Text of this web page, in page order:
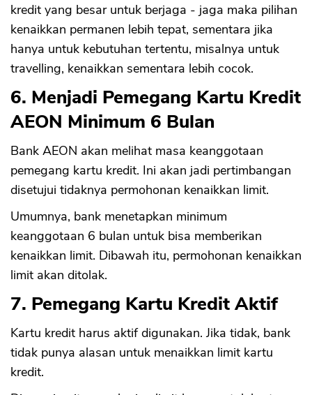
kredit yang besar untuk berjaga - jaga maka pilihan
kenaikkan permanen lebih tepat, sementara jika
hanya untuk kebutuhan tertentu, misalnya untuk
travelling, kenaikkan sementara lebih cocok.
6. Menjadi Pemegang Kartu Kredit
AEON Minimum 6 Bulan
Bank AEON akan melihat masa keanggotaan
pemegang kartu kredit. Ini akan jadi pertimbangan
disetujui tidaknya permohonan kenaikkan limit.
Umumnya, bank menetapkan minimum
keanggotaan 6 bulan untuk bisa memberikan
kenaikkan limit. Dibawah itu, permohonan kenaikkan
limit akan ditolak.
7. Pemegang Kartu Kredit Aktif
Kartu kredit harus aktif digunakan. Jika tidak, bank
tidak punya alasan untuk menaikkan limit kartu
kredit.